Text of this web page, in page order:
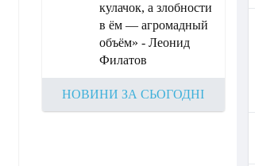
кулачок, а злобности
в ём — агромадный
объём» - Леонид
Филатов
НОВИНИ ЗА СЬОГОДНІ